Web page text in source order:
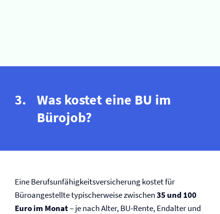
Was kostet eine BU im
Bürojob?
Eine Berufs­unfähigkeits­versicherung kostet für
Büroangestellte typischerweise zwischen35 und 100
Euro im Monat– je nach Alter, BU-Rente, Endalter und